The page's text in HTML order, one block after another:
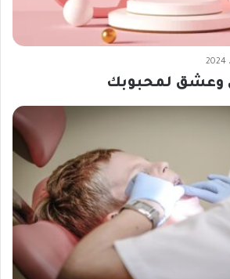
وعشق لمحبوبك